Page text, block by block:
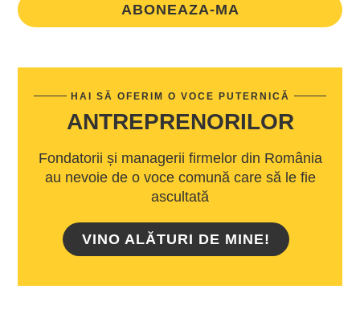
ABONEAZA-MA
HAI SĂ OFERIM O VOCE PUTERNICĂ
ANTREPRENORILOR
Fondatorii și managerii firmelor din România
au nevoie de o voce comună care să le fie
ascultată
VINO ALĂTURI DE MINE!